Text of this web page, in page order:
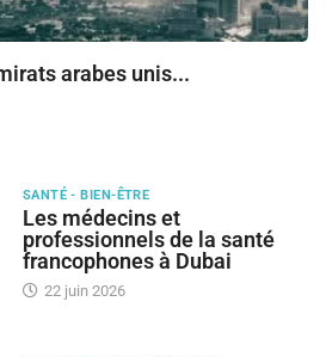
arabes unis...
SANTÉ - BIEN-ÊTRE
Les médecins et
professionnels de la santé
francophones à Dubai
22 juin 2026